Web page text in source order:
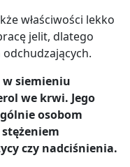
właściwości lekko
jelit, dlatego
w siemieniu
we krwi. Jego
osobom
czy nadciśnienia.